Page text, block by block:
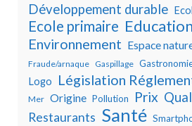
Développement durable
Ecole primaire Education
Environnement Espace
Fraude/arnaque Gaspillage
Logo Législation
Mer Origine Pollution Prix
Restaurants Santé